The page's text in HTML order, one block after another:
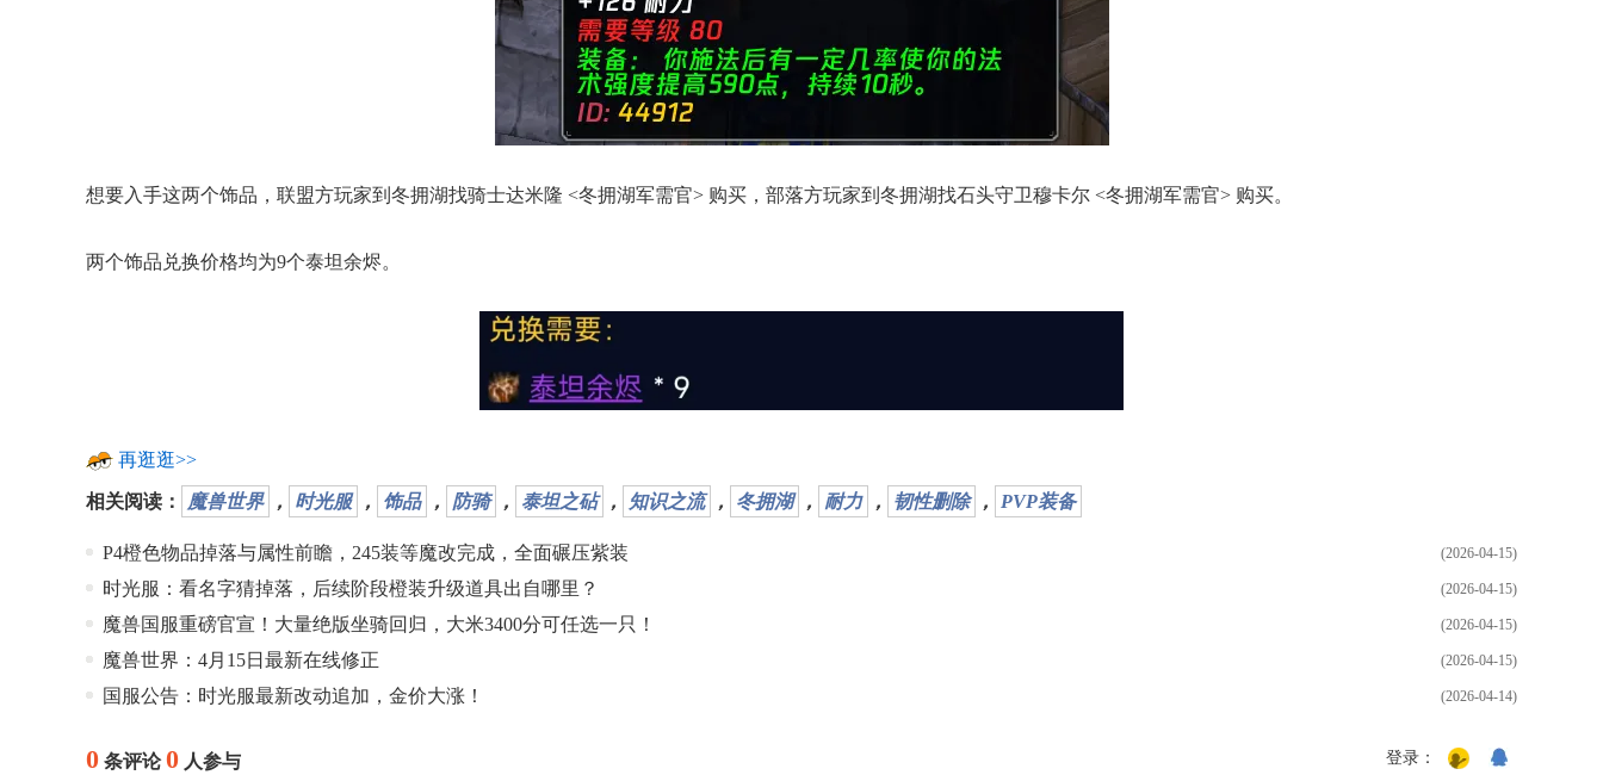
想要入手这两个饰品，联盟方玩家到冬拥湖找骑士达米隆 <冬拥湖军需官> 购买，部落方玩家到冬拥湖找石头守卫穆卡尔 <冬拥湖军需官> 购买。
两个饰品兑换价格均为9个泰坦余烬。
再逛逛>>
相关阅读： 魔兽世界 ， 时光服 ， 饰品 ， 防骑 ， 泰坦之砧 ， 知识之流 ， 冬拥湖 ， 耐力 ， 韧性删除 ， PVP装备
(2026-04-15)
P4橙色物品掉落与属性前瞻，245装等魔改完成，全面碾压紫装
(2026-04-15)
时光服：看名字猜掉落，后续阶段橙装升级道具出自哪里？
(2026-04-15)
魔兽国服重磅官宣！大量绝版坐骑回归，大米3400分可任选一只！
(2026-04-15)
魔兽世界：4月15日最新在线修正
(2026-04-14)
国服公告：时光服最新改动追加，金价大涨！
0 条评论0 人参与 登录：